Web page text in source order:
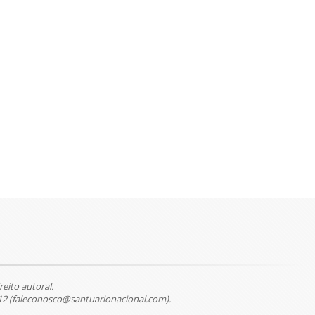
autoral.
(faleconosco@santuarionacional.com).